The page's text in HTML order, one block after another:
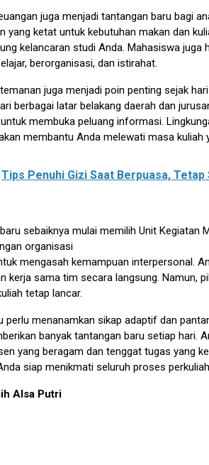
juga menjadi tantangan baru bagi
yang ketat untuk kebutuhan makan dan
kelancaran studi Anda. Mahasiswa juga
berorganisasi, dan istirahat.
juga menjadi poin penting sejak
berbagai latar belakang daerah dan
membuka peluang informasi.
membantu Anda melewati masa kuliah
Tips Penuhi Gizi Saat Berpuasa, Tetap
sebaiknya mulai memilih Unit Kegiatan
organisasi
mengasah kemampuan interpersonal.
kerja sama tim secara langsung. Namun,
tetap lancar.
perlu menanamkan sikap adaptif dan
banyak tantangan baru setiap hari.
yang beragam dan tenggat tugas yang
siap menikmati seluruh proses
Alsa Putri